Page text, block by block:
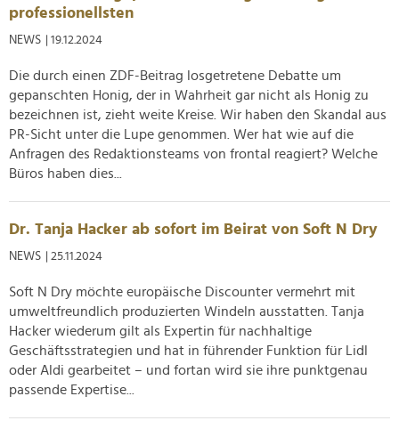
Verwendung unserer Website an unsere Partner für
soziale Medien, Werbung und Analysen weiter. Unsere
weiteren Daten zusammen, die Sie ihnen bereitgestellt
haben oder die sie im Rahmen Ihrer Nutzung der Dienste
gesammelt haben.
professionellsten
NEWS | 19.12.2024
Die durch einen ZDF-Beitrag losgetretene Debatte um
gepanschten Honig, der in Wahrheit gar nicht als Honig zu
bezeichnen ist, zieht weite Kreise. Wir haben den Skandal aus
PR-Sicht unter die Lupe genommen. Wer hat wie auf die
Anfragen des Redaktionsteams von frontal reagiert? Welche
Büros haben dies...
Dr. Tanja Hacker ab sofort im Beirat von Soft N Dry
NEWS | 25.11.2024
Soft N Dry möchte europäische Discounter vermehrt mit
umweltfreundlich produzierten Windeln ausstatten. Tanja
Hacker wiederum gilt als Expertin für nachhaltige
Geschäftsstrategien und hat in führender Funktion für Lidl
oder Aldi gearbeitet – und fortan wird sie ihre punktgenau
passende Expertise...